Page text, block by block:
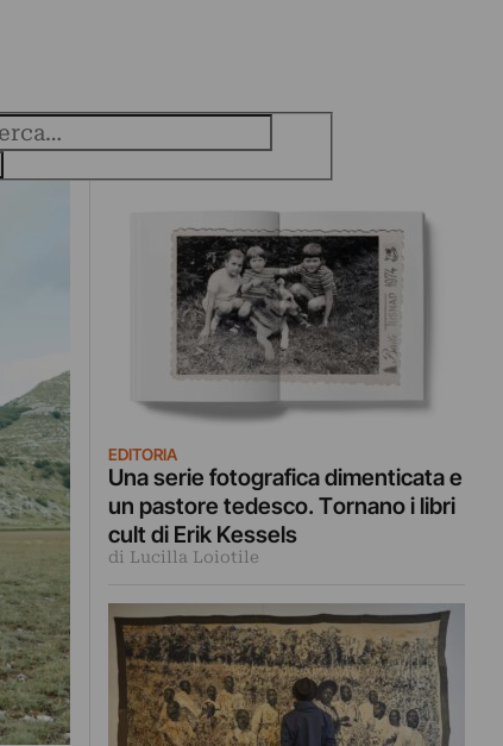
EDITORIA
Una serie fotografica dimenticata e
un pastore tedesco. Tornano i libri
cult di Erik Kessels
di Lucilla Loiotile